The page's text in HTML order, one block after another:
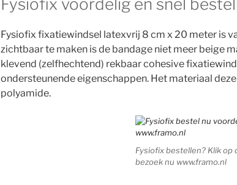
Fysiofix voordelig en snel
Fysiofix fixatiewindsel latexvrij 8 cm x 20 meter is
zichtbaar te maken is de bandage niet meer beige
klevend (zelfhechtend) rekbaar cohesive
ondersteunende eigenschappen. Het materiaal
polyamide.
Fysiofix bestellen? Klik op
bezoek nu www.framo.nl